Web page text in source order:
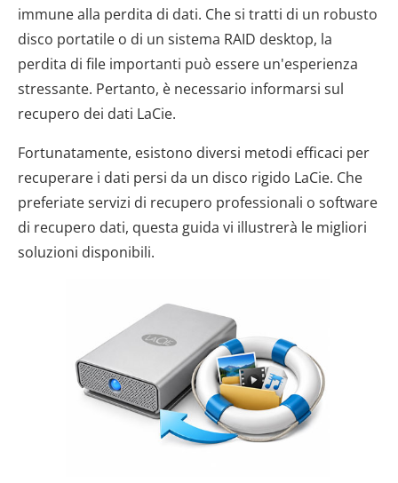
immune alla perdita di dati. Che si tratti di un robusto
disco portatile o di un sistema RAID desktop, la
perdita di file importanti può essere un'esperienza
stressante. Pertanto, è necessario informarsi sul
recupero dei dati LaCie.
Fortunatamente, esistono diversi metodi efficaci per
recuperare i dati persi da un disco rigido LaCie. Che
preferiate servizi di recupero professionali o software
di recupero dati, questa guida vi illustrerà le migliori
soluzioni disponibili.